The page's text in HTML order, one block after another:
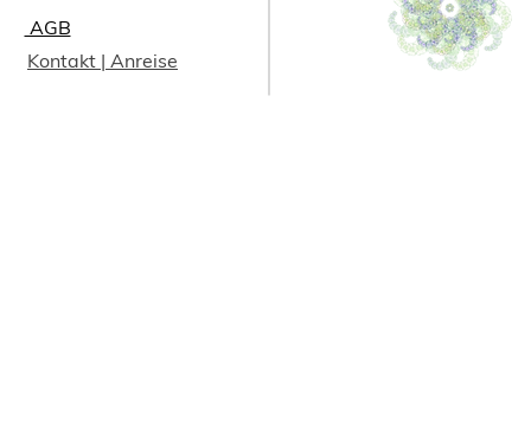
⁠AGB
Kontakt | Anreise